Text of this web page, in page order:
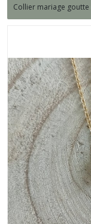
Collier mariage